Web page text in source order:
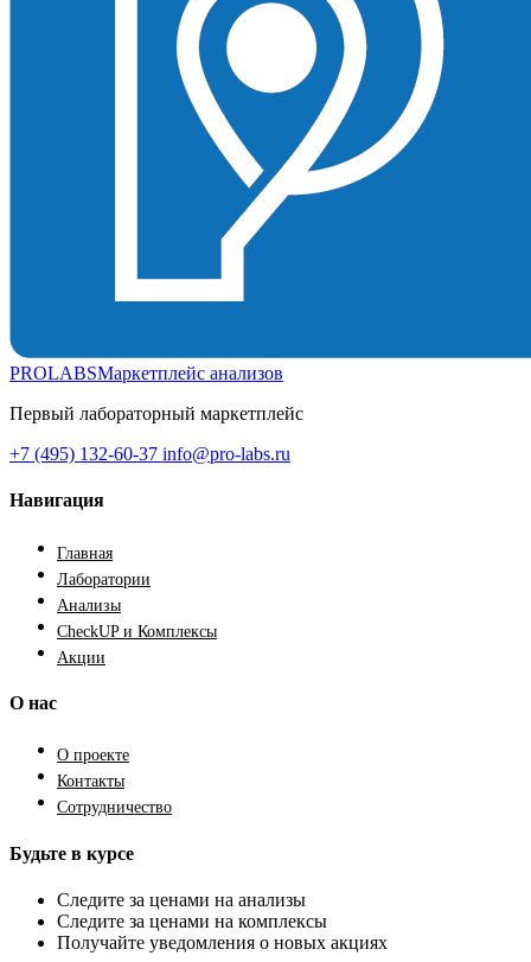
PROLABSМаркетплейс анализов
Первый лабораторный маркетплейс
+7 (495) 132-60-37 info@pro-labs.ru
Навигация
Главная
Лаборатории
Анализы
CheckUP и Комплексы
Акции
О нас
О проекте
Контакты
Сотрудничество
Будьте в курсе
Следите за ценами на анализы
Следите за ценами на комплексы
Получайте уведомления о новых акциях